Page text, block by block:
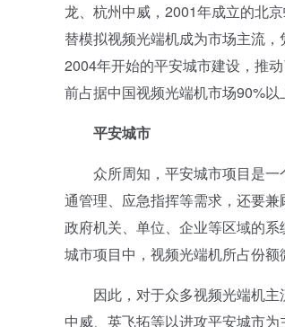
龙、杭州中威，2001年成立的北
替模拟视频光端机成为市场主流
2004年开始的平安城市建设，推
前占据中国视频光端机市场90%以
平安城市
众所周知，平安城市项目是一
通管理、应急指挥等需求，还要
政府机关、单位、企业等区域的
城市项目中，视频光端机所占份
因此，对于众多视频光端机主
中威、英飞拓等以进攻平安城市